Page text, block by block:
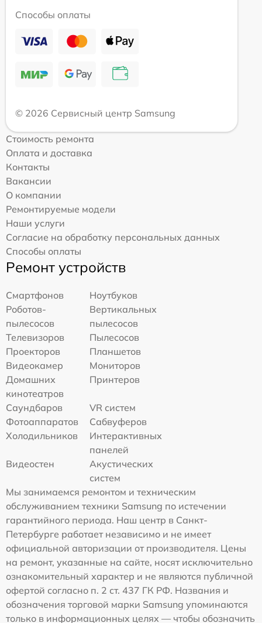
Способы оплаты
© 2026 Сервисный центр Samsung
Стоимость ремонта
Оплата и доставка
Контакты
Вакансии
О компании
Ремонтируемые модели
Наши услуги
Согласие на обработку персональных данных
Способы оплаты
Ремонт устройств
Смартфонов
Ноутбуков
Роботов-
пылесосов
Вертикальных
пылесосов
Телевизоров
Пылесосов
Проекторов
Планшетов
Видеокамер
Мониторов
Домашних
кинотеатров
Принтеров
Саундбаров
VR систем
Фотоаппаратов
Сабвуферов
Холодильников
Интерактивных
панелей
Видеостен
Акустических
систем
Мы занимаемся ремонтом и техническим
обслуживанием техники Samsung по истечении
гарантийного периода. Наш центр в Санкт-
Петербурге работает независимо и не имеет
официальной авторизации от производителя. Цены
на ремонт, указанные на сайте, носят исключительно
ознакомительный характер и не являются публичной
офертой согласно п. 2 ст. 437 ГК РФ. Названия и
обозначения торговой марки Samsung упоминаются
только в информационных целях — чтобы обозначить